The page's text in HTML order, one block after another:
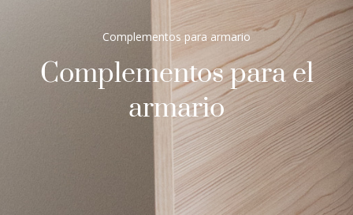
Complementos para armario
Complementos para el
armario